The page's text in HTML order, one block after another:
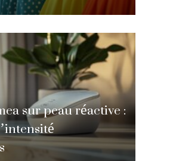
sur peau réactive :